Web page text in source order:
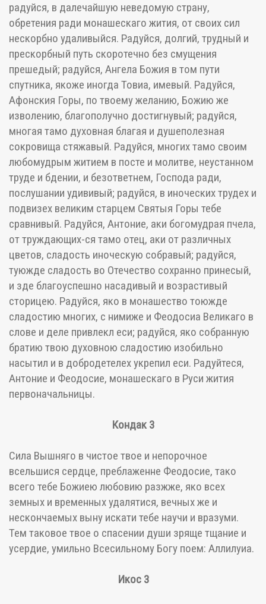
радуйся, в далечайшую неведомую страну,
обретения ради монашескаго жития, от своих сил
нескорбно удаливыйся. Радуйся, долгий, трудный и
прескорбный путь скоротечно без смущения
прешедый; радуйся, Ангела Божия в том пути
спутника, якоже иногда Товиа, имевый. Радуйся,
Афонския Горы, по твоему желанию, Божию же
изволению, благополучно достигнувый; радуйся,
многая тамо духовная благая и душеполезная
сокровища стяжавый. Радуйся, многих тамо своим
любомудрым житием в посте и молитве, неустанном
труде и бдении, и безответнем, Господа ради,
послушании удививый; радуйся, в иноческих трудех и
подвизех великим старцем Святыя Горы тебе
сравнивый. Радуйся, Антоние, аки богомудрая пчела,
от труждающих-ся тамо отец, аки от различных
цветов, сладость иноческую собравый; радуйся,
туюжде сладость во Отечество сохранно принесый,
и зде благоуспешно насадивый и возрастивый
сторицею. Радуйся, яко в монашество тоюжде
сладостию многих, с нимиже и Феодосиа Великаго в
слове и деле привлекл еси; радуйся, яко собранную
братию твою духовною сладостию изобильно
насытил и в добродетелех укрепил еси. Радуйтеся,
Антоние и Феодосие, монашескаго в Руси жития
первоначальницы.
Кондак 3
Сила Вышняго в чистое твое и непорочное
всельшися сердце, преблаженне Феодосие, тако
всего тебе Божиею любовию разжже, яко всех
земных и временных удалятися, вечных же и
нескончаемых выну искати тебе научи и вразуми.
Тем таковое твое о спасении души зряще тщание и
усердие, умильно Всесильному Богу поем: Аллилуиа.
Икос 3